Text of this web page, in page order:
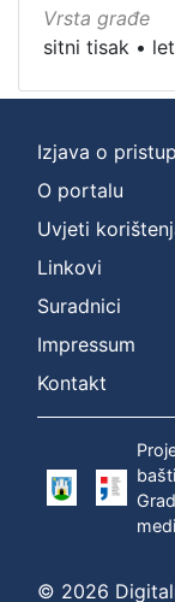
Vrsta građe
sitni tisak •
Izjava o
O portalu
Uvjeti
Linkovi
Suradnici
Impressum
Kontakt
© 2026